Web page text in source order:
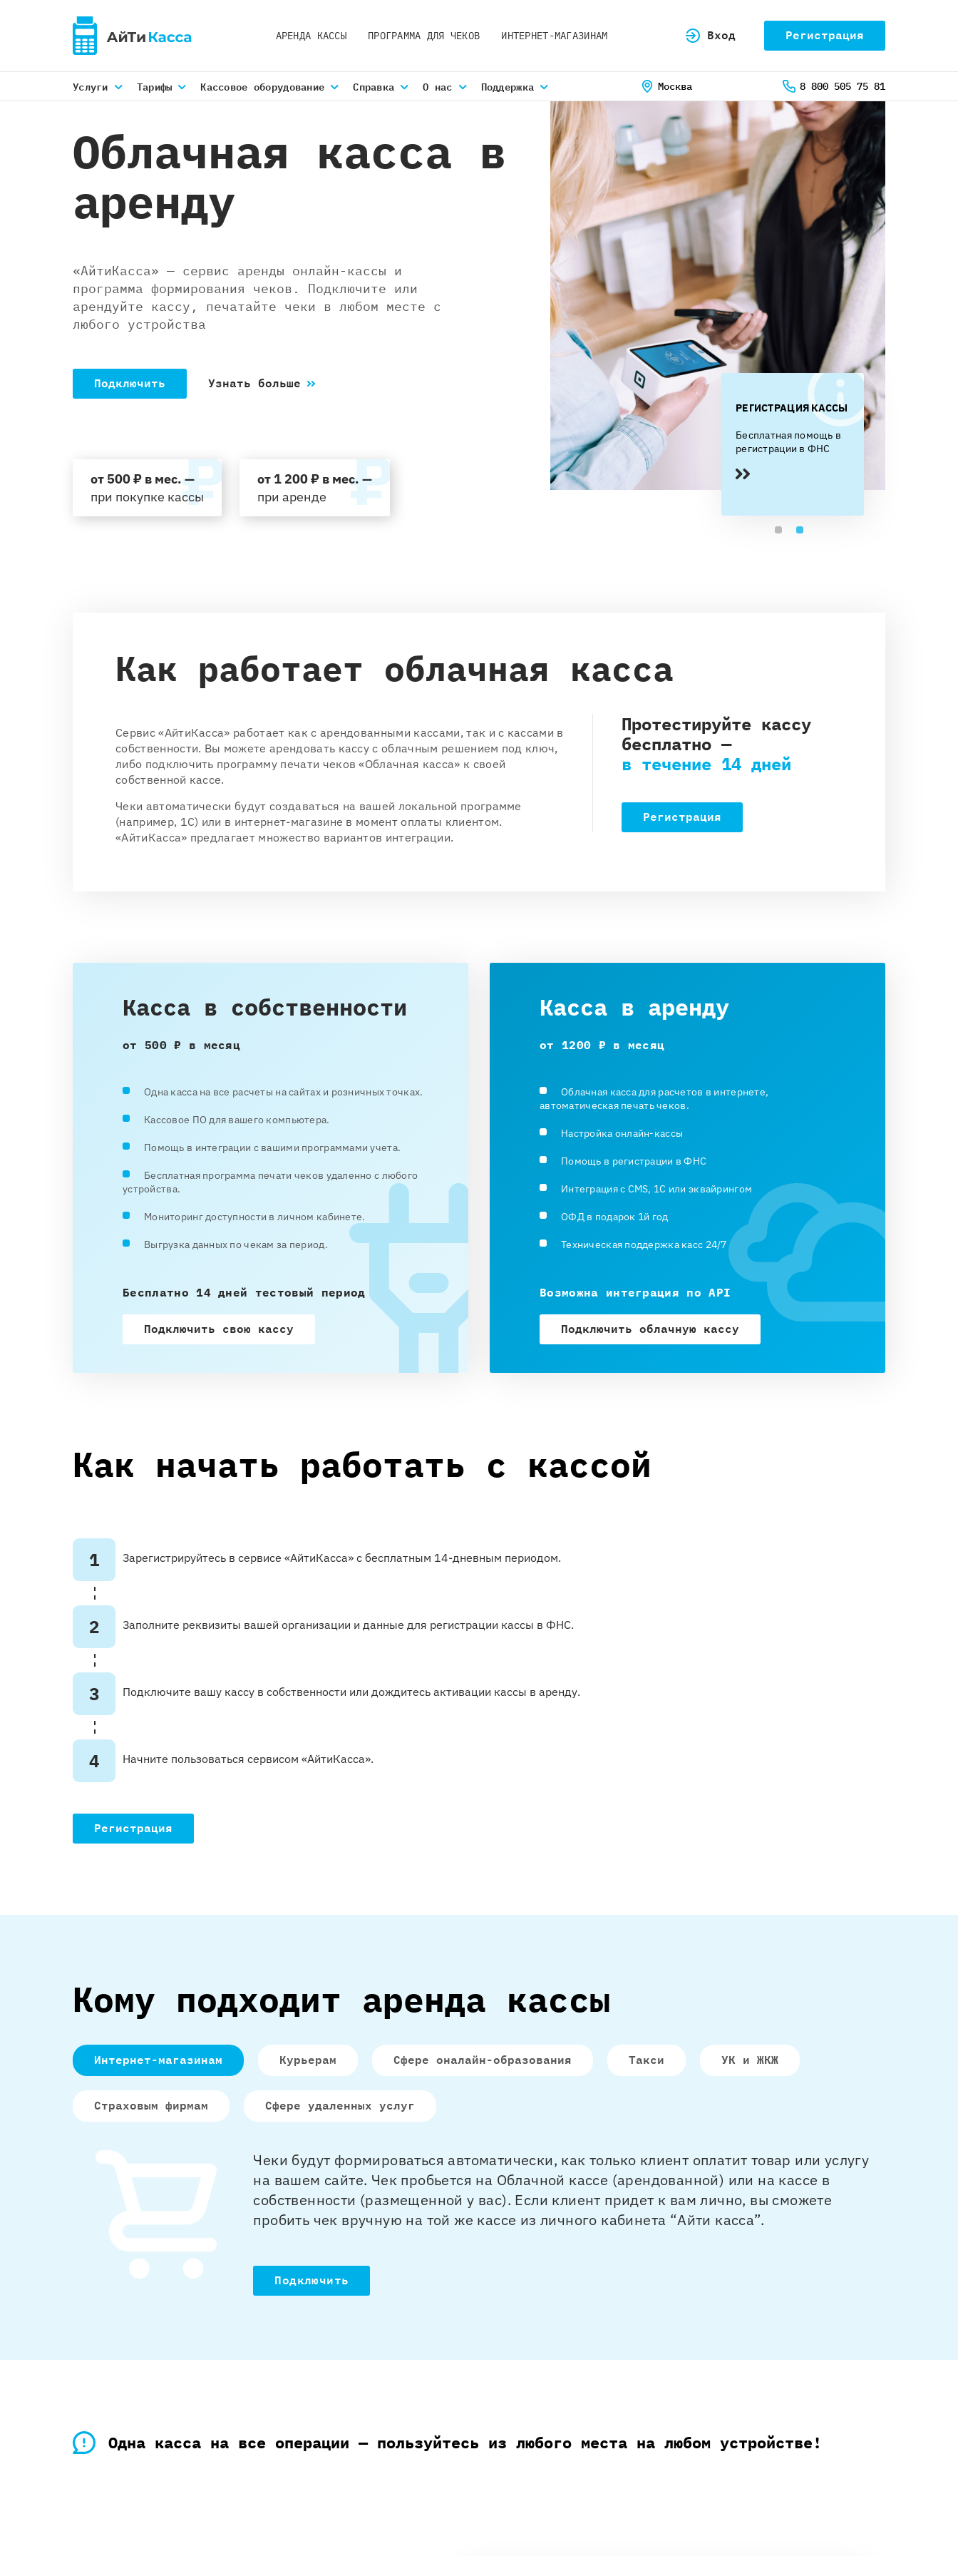
АРЕНДА КАССЫ ПРОГРАММА ДЛЯ ЧЕКОВ ИНТЕРНЕТ-МАГАЗИНАМ Вход Регистрация
Услуги Тарифы Кассовое оборудование Справка О нас Поддержка Москва 8 800 505 75 81
Облачная касса в
аренду
«АйтиКасса» — сервис аренды онлайн-кассы и
программа формирования чеков. Подключите или
арендуйте кассу, печатайте чеки в любом месте с
любого устройства
Подключить Узнать больше
от 500 ₽ в мес. —
при покупке кассы
от 1 200 ₽ в мес. —
при аренде
РЕГИСТРАЦИЯ КАССЫ
Бесплатная помощь в
регистрации в ФНС
ОФД БЕСПЛАТНО
Первый год, при
оплате аренды
Как работает облачная касса
Cервис «АйтиКасса» работает как с арендованными кассами, так и с кассами в
собственности. Вы можете арендовать кассу с облачным решением под ключ,
либо подключить программу печати чеков «Облачная касса» к своей
собственной кассе.
Чеки автоматически будут создаваться на вашей локальной программе
(например, 1С) или в интернет-магазине в момент оплаты клиентом.
«АйтиКасса» предлагает множество вариантов интеграции.
Протестируйте кассу
бесплатно —
в течение 14 дней
Регистрация
Касса в собственности
от 500 ₽ в месяц
Одна касса на все расчеты на сайтах и розничных точках.
Кассовое ПО для вашего компьютера.
Помощь в интеграции с вашими программами учета.
Бесплатная программа печати чеков удаленно с любого
устройства.
Мониторинг доступности в личном кабинете.
Выгрузка данных по чекам за период.
Бесплатно 14 дней тестовый период
Подключить свою кассу
Касса в аренду
от 1200 ₽ в месяц
Облачная касса для расчетов в интернете,
автоматическая печать чеков.
Настройка онлайн-кассы
Помощь в регистрации в ФНС
Интеграция с CMS, 1С или эквайрингом
ОФД в подарок 1й год
Техническая поддержка касс 24/7
Возможна интеграция по API
Подключить облачную кассу
Как начать работать с кассой
1 Зарегистрируйтесь в сервисе «АйтиКасса» с бесплатным 14-дневным периодом.
2 Заполните реквизиты вашей организации и данные для регистрации кассы в ФНС.
3 Подключите вашу кассу в собственности или дождитесь активации кассы в аренду.
4 Начните пользоваться сервисом «АйтиКасса».
Регистрация
Кому подходит аренда кассы
Интернет-магазинам Курьерам Сфере оналайн-образования Такси УК и ЖКЖ
Страховым фирмам Сфере удаленных услуг
Чеки будут формироваться автоматически, как только клиент оплатит товар или услугу
на вашем сайте. Чек пробьется на Облачной кассе (арендованной) или на кассе в
собственности (размещенной у вас). Если клиент придет к вам лично, вы сможете
пробить чек вручную на той же кассе из личного кабинета “Айти касса”.
Подключить
Одна касса на все операции — пользуйтесь из любого места на любом устройстве!